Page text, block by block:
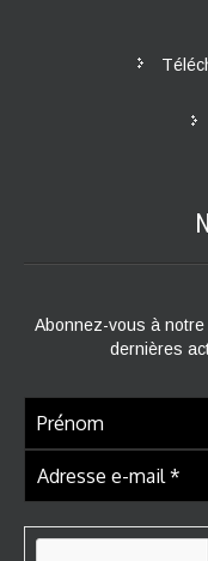
Abonnez-vous à
dernières